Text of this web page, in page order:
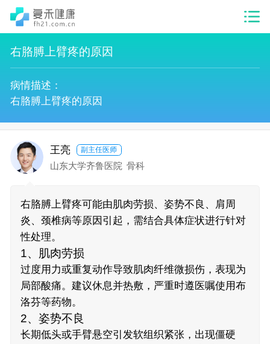
右胳膊上臂疼的原因
病情描述：
右胳膊上臂疼的原因
王亮 副主任医师
山东大学齐鲁医院 骨科
右胳膊上臂疼可能由肌肉劳损、姿势不良、肩周
炎、颈椎病等原因引起，需结合具体症状进行针对
性处理。
1、肌肉劳损
过度用力或重复动作导致肌肉纤维微损伤，表现为
局部酸痛。建议休息并热敷，严重时遵医嘱使用布
洛芬等药物。
2、姿势不良
长期低头或手臂悬空引发软组织紧张，出现僵硬